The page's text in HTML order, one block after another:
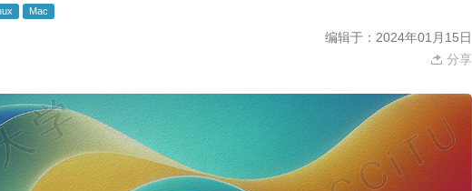
Mac
编辑于：2024年01月15日
分享